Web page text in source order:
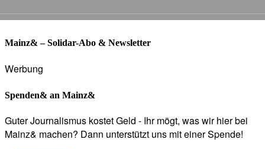
Mainz& – Solidar-Abo & Newsletter
Werbung
Spenden& an Mainz&
Guter Journalismus kostet Geld - Ihr mögt, was wir hier bei
Mainz& machen? Dann unterstützt uns mit einer Spende!